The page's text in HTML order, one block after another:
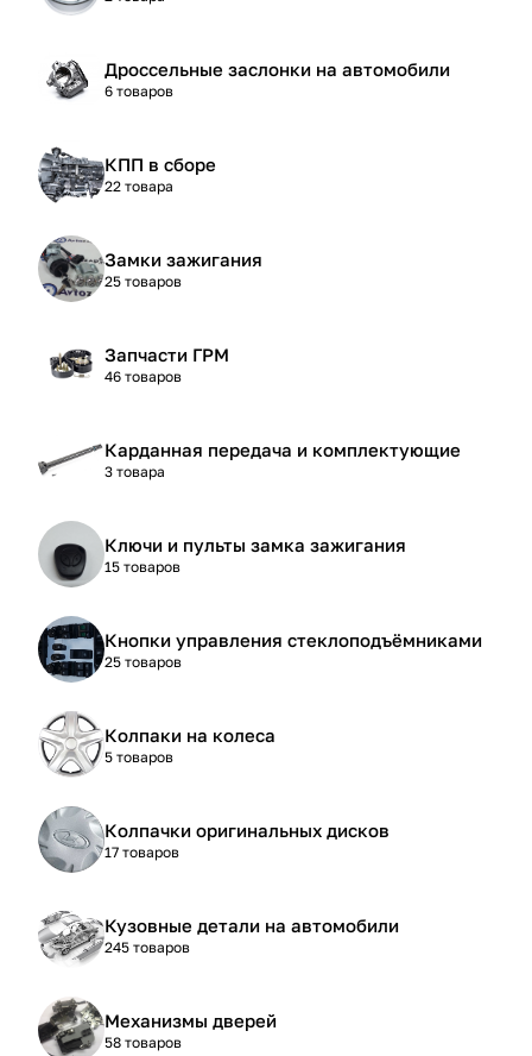
Дроссельные заслонки на автомобили
6 товаров
КПП в сборе
22 товара
Замки зажигания
25 товаров
Запчасти ГРМ
46 товаров
Карданная передача и комплектующие
3 товара
Ключи и пульты замка зажигания
15 товаров
Кнопки управления стеклоподъёмниками
25 товаров
Колпаки на колеса
5 товаров
Колпачки оригинальных дисков
17 товаров
Кузовные детали на автомобили
245 товаров
Механизмы дверей
58 товаров